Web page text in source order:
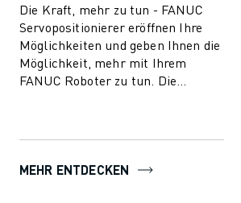
Die Kraft, mehr zu tun - FANUC
Servopositionierer eröffnen Ihre
Möglichkeiten und geben Ihnen die
Möglichkeit, mehr mit Ihrem
FANUC Roboter zu tun. Die
MEHR ENTDECKEN